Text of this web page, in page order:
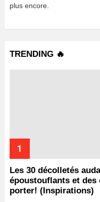
plus encore.
TRENDING 🔥
Les 30 décolletés
époustouflants et
porter! (Inspirations)